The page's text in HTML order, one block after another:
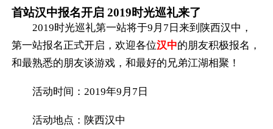
首站汉中报名开启 2019时光巡礼来了
2019时光巡礼第一站将于9月7日来到陕西汉中，
第一站报名正式开启，欢迎各位汉中的朋友积极报名，
和最熟悉的朋友谈游戏，和最好的兄弟江湖相聚！
活动时间：2019年9月7日
活动地点：陕西汉中